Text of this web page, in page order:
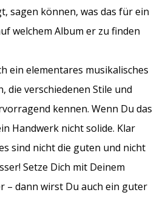
sagen können, was das für ein
welchem Album er zu finden
ein elementares musikalisches
die verschiedenen Stile und
kennen. Wenn Du das
Handwerk nicht solide. Klar
sind nicht die guten und nicht
Setze Dich mit Deinem
– dann wirst Du auch ein guter